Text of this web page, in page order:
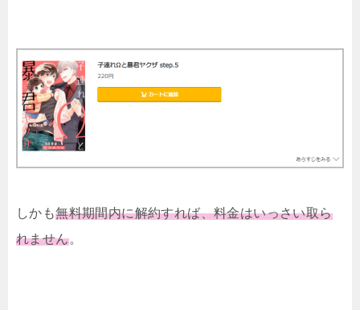
しかも無料期間内に解約すれば、料金はいっさい取ら
れません。